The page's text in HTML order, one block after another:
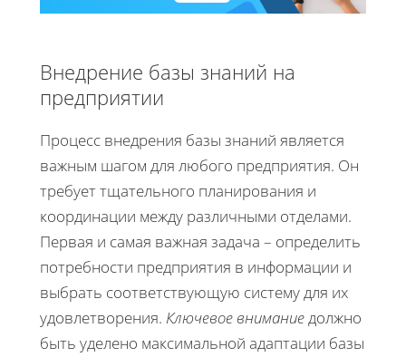
Внедрение базы знаний на
предприятии
Процесс внедрения базы знаний является
важным шагом для любого предприятия. Он
требует тщательного планирования и
координации между различными отделами.
Первая и самая важная задача – определить
потребности предприятия в информации и
выбрать соответствующую систему для их
удовлетворения. Ключевое вниманиедолжно
быть уделено максимальной адаптации базы